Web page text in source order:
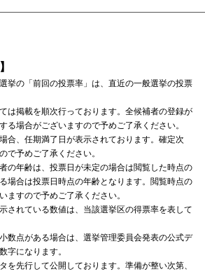
挙の「前回の投票率」は、直近の一般選挙の投票
は掲載を順次行っております。全候補者の登録が
る場合がございますので予めご了承ください。
合、任期満了日が表示されております。確定次
で予めご了承ください。
の年齢は、投票日が未定の場合は閲覧した時点の
場合は投票日時点の年齢となります。閲覧時点の
ますので予めご了承ください。
されている数値は、当該選挙区の得票率を表して
数点がある場合は、選挙管理委員会発表の公式デ
字になります。
を先行して公開しております。準備が整い次第、